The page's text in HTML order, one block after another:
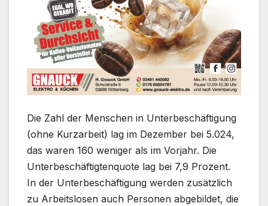
Die Zahl der Menschen in Unterbeschäftigung
(ohne Kurzarbeit) lag im Dezember bei 5.024,
das waren 160 weniger als im Vorjahr. Die
Unterbeschäftigtenquote lag bei 7,9 Prozent.
In der Unterbeschäftigung werden zusätzlich
zu Arbeitslosen auch Personen abgebildet, die